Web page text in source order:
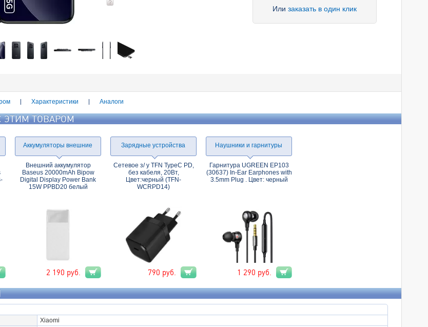
Или заказать в один клик
Характеристики Аналоги
ЭТИМ ТОВАРОМ
Аккумуляторы внешние
Внешний аккумулятор
Baseus 20000mAh Bipow
Digital Display Power Bank
15W PPBD20 белый
2 190 руб.
Зарядные устройства
Сетевое з/ у TFN TypeC PD,
без кабеля, 20Вт,
Цвет:черный (TFN-
WCRPD14)
790 руб.
Наушники и гарнитуры
Гарнитура UGREEN EP103
(30637) In-Ear Earphones with
3.5mm Plug . Цвет: черный
1 290 руб.
Xiaomi